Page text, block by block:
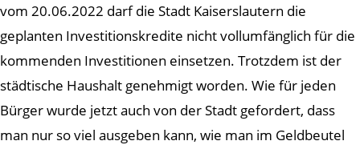
vom 20.06.2022 darf die Stadt Kaiserslautern die
geplanten Investitionskredite nicht vollumfänglich für die
kommenden Investitionen einsetzen. Trotzdem ist der
städtische Haushalt genehmigt worden. Wie für jeden
Bürger wurde jetzt auch von der Stadt gefordert, dass
man nur so viel ausgeben kann, wie man im Geldbeutel